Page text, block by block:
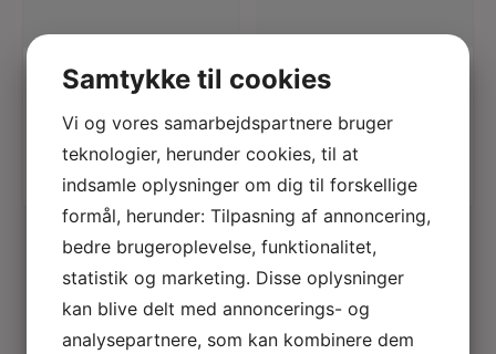
LULU
COPENHAGEN
150,00Kr.
SWEDISH
STOCKINGS
tights
290,00Kr.
Samtykke til cookies
Vi og vores samarbejdspartnere bruger
teknologier, herunder cookies, til at
indsamle oplysninger om dig til forskellige
formål, herunder: Tilpasning af annoncering,
bedre brugeroplevelse, funktionalitet,
statistik og marketing. Disse oplysninger
kan blive delt med annoncerings- og
analysepartnere, som kan kombinere dem